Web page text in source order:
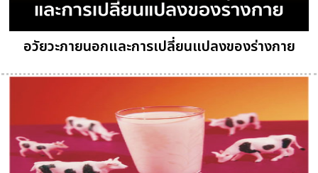
อวัยวะภายนอกและการเปลี่ยนแปลงของร่างกาย